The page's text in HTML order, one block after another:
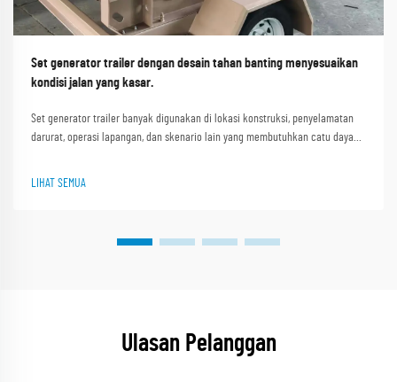
Set generator trailer dengan desain tahan banting menyesuaikan
kondisi jalan yang kasar.
Set generator trailer banyak digunakan di lokasi konstruksi, penyelamatan
darurat, operasi lapangan, dan skenario lain yang membutuhkan catu daya
LIHAT SEMUA
Ulasan Pelanggan